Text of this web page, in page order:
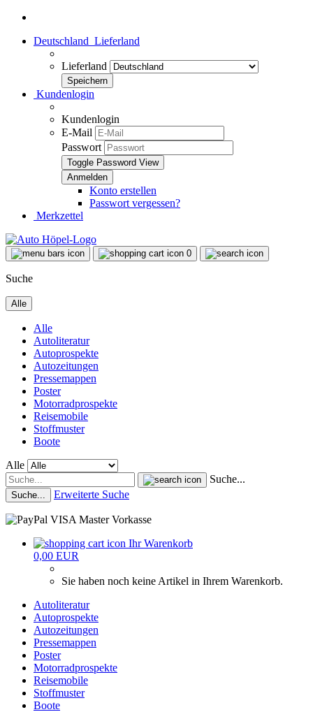
Deutschland Lieferland
Lieferland
Kundenlogin
Kundenlogin
E-Mail
Passwort
Toggle Password View
Konto erstellen
Passwort vergessen?
Merkzettel
0
Suche
Alle
Alle
Autoliteratur
Autoprospekte
Autozeitungen
Pressemappen
Poster
Motorradprospekte
Reisemobile
Stoffmuster
Boote
Alle
Suche...
Suche... Erweiterte Suche
Ihr Warenkorb
0,00 EUR
Sie haben noch keine Artikel in Ihrem Warenkorb.
Autoliteratur
Autoprospekte
Autozeitungen
Pressemappen
Poster
Motorradprospekte
Reisemobile
Stoffmuster
Boote